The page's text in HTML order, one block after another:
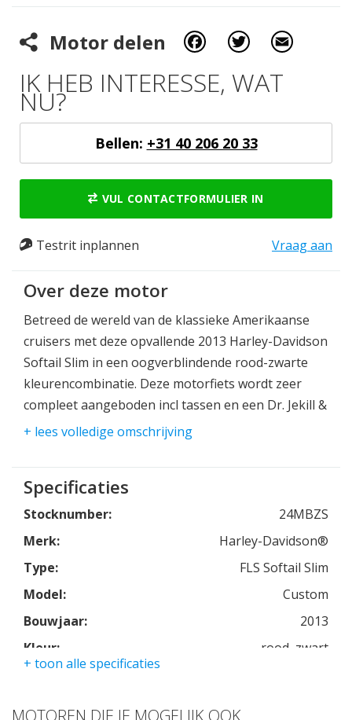
Motor delen Facebook Twitter
IK HEB INTERESSE, WAT
NU?
Bellen: +31 40 206 20 33
VUL CONTACTFORMULIER IN
Testrit inplannen Vraag aan
Over deze motor
Betreed de wereld van de klassieke Amerikaanse
cruisers met deze opvallende 2013 Harley-Davidson
Softail Slim in een oogverblindende rood-zwarte
kleurencombinatie. Deze motorfiets wordt zeer
compleet aangeboden incl tassen en een Dr. Jekill &
Mr. Hyde uitlaatsysteem terwaarde van een dikke €
functionaliteit en biedt de perfecte mix van retro-
charme en praktisch gebruiksgemak.
Tijdloze Stijl:
De Softail Slim belichaamt de vintage stijl van
Harley-Davidson. Met zijn gestroomlijnde ontwerp,
lage zithoogte en minimalistische uitstraling valt
zwarte kleurstelling geeft hem een extra vleugje
elegantie.
+ lees volledige omschrijving
Specificaties
Stocknumber:
24MBZS
Merk:
Harley-Davidson®
Type:
FLS Softail Slim
Model:
Custom
Bouwjaar:
2013
Kleur:
rood, zwart
+ toon alle specificaties
MOTOREN DIE JE MOGELIJK OOK